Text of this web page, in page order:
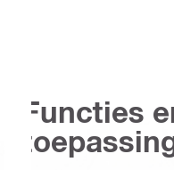
Functies